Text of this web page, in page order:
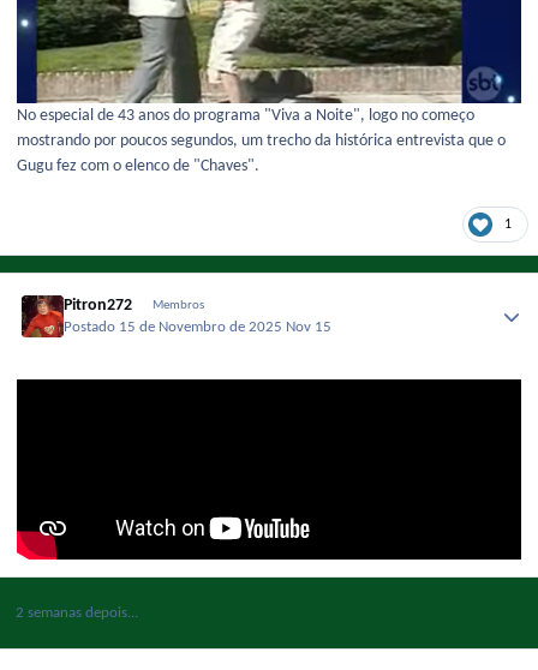
No especial de 43 anos do programa "Viva a Noite", logo no começo
mostrando por poucos segundos, um trecho da histórica entrevista que o
Gugu fez com o elenco de "Chaves".
1
Pitron272 Membros
Postado 15 de Novembro de 2025 Nov 15
2 semanas depois...